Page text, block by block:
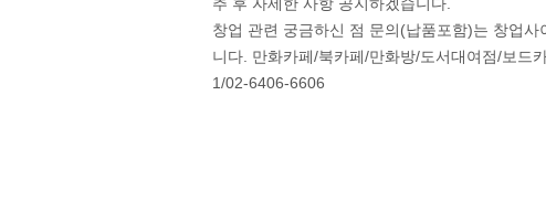
창업 관련 궁금하신 점 문의(납품포함)는 창업
니다. 만화카페/북카페/만화방/도서대여점/보
1/02-6406-6606 ​